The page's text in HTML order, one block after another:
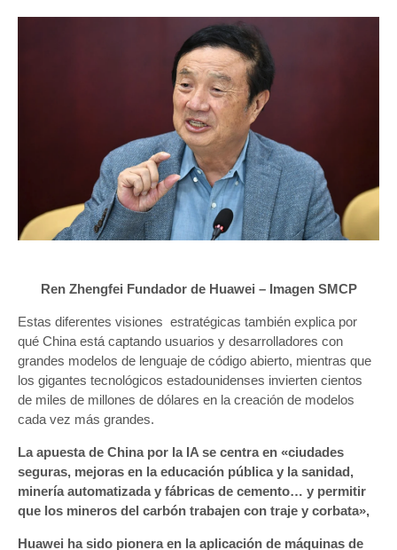
Ren Zhengfei Fundador de Huawei – Imagen SMCP
Estas diferentes visiones estratégicas también explica por
qué China está captando usuarios y desarrolladores con
grandes modelos de lenguaje de código abierto, mientras que
los gigantes tecnológicos estadounidenses invierten cientos
de miles de millones de dólares en la creación de modelos
cada vez más grandes.
La apuesta de China por la IA se centra en «ciudades
seguras, mejoras en la educación pública y la sanidad,
minería automatizada y fábricas de cemento… y permitir
que los mineros del carbón trabajen con traje y corbata»,
Huawei ha sido pionera en la aplicación de máquinas de